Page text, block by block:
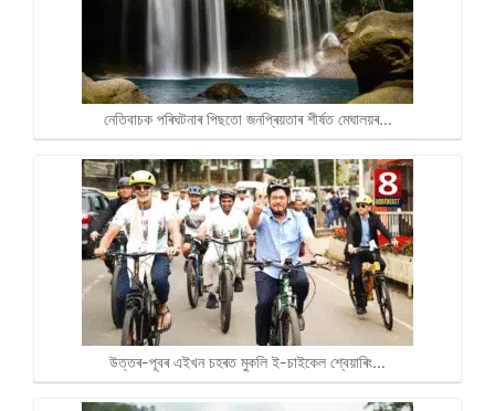
নেতিবাচক পৰিঘটনাৰ পিছতো জনপ্ৰিয়তাৰ শীৰ্ষত মেঘালয়ৰ…
উত্তৰ-পূবৰ এইখন চহৰত মুকলি ই-চাইকেল শ্বেয়াৰিং…